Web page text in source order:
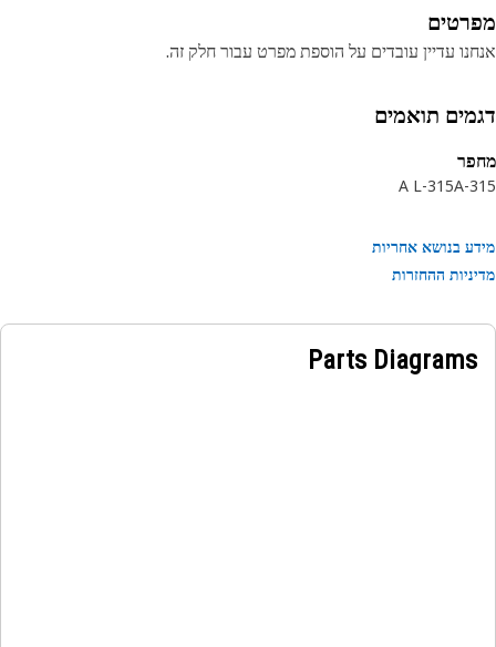
עדיין עובדים על הוספת מפרט עבור חלק זה.
תואמים
315-A L
בנושא אחריות
ההחזרות
Parts Diagrams